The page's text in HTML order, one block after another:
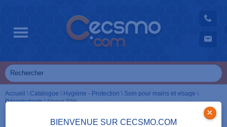
BIENVENUE SUR CECSMO.COM
×
Accueil \ Catalogue \ Hygiène - Protection \ Soin pour mains et visage \
Désinfectants\Alcool 70%